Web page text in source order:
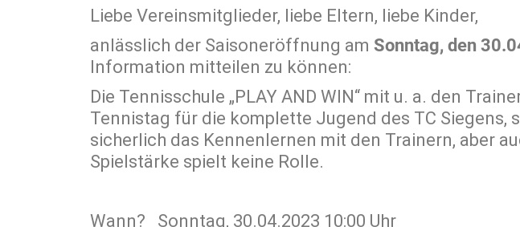
Liebe Vereinsmitglieder, liebe Eltern, liebe Kinder,
anlässlich der Saisoneröffnung am Sonntag, den
Information mitteilen zu können:
Die Tennisschule „PLAY AND WIN“ mit u. a. den
Tennistag für die komplette Jugend des TC
sicherlich das Kennenlernen mit den Trainern, aber
Spielstärke spielt keine Rolle.
Wann? Sonntag, 30.04.2023 10:00 Uhr